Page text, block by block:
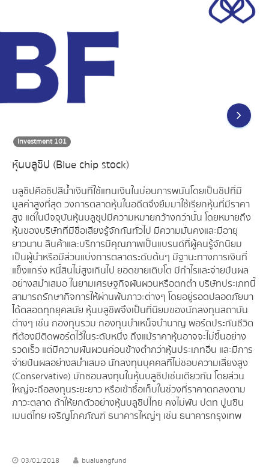
Investment 101
หุ้นบลูชิป (Blue chip stock)
บลูชิปคือชิปสีน้ำเงินที่ใช้แทนเงินในบ่อนการพนันโดยเป็นชิปที่มี
มูลค่าสูงที่สุด วงการตลาดหุ้นในอดีตจึงยืมมาใช้เรียกหุ้นที่มีราคา
สูง แต่ในปัจจุบันหุ้นบลูชุปมีความหมายกว้างกว่านั้น โดยหมายถึง
หุ้นของบริษัทที่มีชื่อเสียงรู้จักกันทั่วไป มีความมั่นคงและมีอายุ
ยาวนาน สินค้าและบริการมีคุณภาพเป็นแบรนด์ที่ผู้คนรู้จักนิยม
เป็นผู้นำหรือมีส่วนแบ่งการตลาดระดับต้นๆ มีฐานะทางการเงินที่
แข็งแกร่ง หนี้สินไม่สูงเกินไป ยอดขายเติบโต มีกำไรและจ่ายปันผล
อย่างสม่ำเสมอ ในยามเศรษฐกิจผันผวนหรือตกต่ำ บริษัทประเภทนี้
สามารถรักษากิจการให้ผ่านพ้นภาวะต่างๆ โดยอยู่รอดปลอดภัยมา
ได้ตลอดทุกยุคสมัย หุ้นบลูชิพจึงเป็นที่นิยมของนักลงทุนสถาบัน
ต่างๆ เช่น กองทุนรวม กองทุนบำเหน็จบำนาญ พอร์ตประกันชีวิต
ที่ต้องมีติดพอร์ตไว้ในระดับหนึ่ง ถึงแม้ราคาหุ้นอาจจะไม่ขึ้นอย่าง
รวดเร็ว แต่มีความผันผวนค่อนข้างต่ำกว่าหุ้นประเภทอื่น และมีการ
จ่ายปันผลอย่างสม่ำเสมอ นักลงทุนบุคคลที่ไม่ชอบความเสี่ยงสูง
(Conservative) มักชอบลงทุนในหุ้นบลูชิปเช่นเดียวกัน โดยส่วน
ใหญ่จะถือลงทุนระยะยาว หรือเข้าซื้อเก็บในช่วงที่ราคาตกลงตาม
ภาวะตลาด ถ้าให้ยกตัวอย่างหุ้นบลูชิปไทย คงไม่พัน ปตท ปูนซิน
เมนต์ไทย เจริญโภคภัณฑ์ ธนาคารใหญ่ๆ เช่น ธนาคารกรุงเทพ
03/01/2018 bualuangfund